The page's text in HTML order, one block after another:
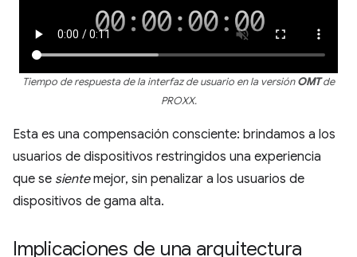
Tiempo de respuesta de la interfaz de usuario en la versiónOMTde
PROXX.
Esta es una compensación consciente: brindamos a los
usuarios de dispositivos restringidos una experiencia
que se sientemejor, sin penalizar a los usuarios de
dispositivos de gama alta.
Implicaciones de una arquitectura